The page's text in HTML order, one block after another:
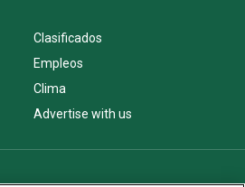
Clasificados
Empleos
Clima
Advertise with us